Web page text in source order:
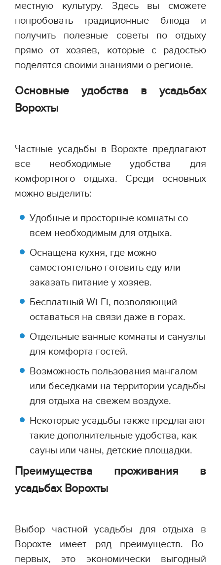
местную культуру. Здесь вы сможете
попробовать традиционные блюда и
получить полезные советы по отдыху
прямо от хозяев, которые с радостью
поделятся своими знаниями о регионе.
Основные удобства в усадьбах
Ворохты
Частные усадьбы в Ворохте предлагают
все необходимые удобства для
комфортного отдыха. Среди основных
можно выделить:
Удобные и просторные комнаты со
всем необходимым для отдыха.
Оснащена кухня, где можно
самостоятельно готовить еду или
заказать питание у хозяев.
Бесплатный Wi-Fi, позволяющий
оставаться на связи даже в горах.
Отдельные ванные комнаты и санузлы
для комфорта гостей.
Возможность пользования мангалом
или беседками на территории усадьбы
для отдыха на свежем воздухе.
Некоторые усадьбы также предлагают
такие дополнительные удобства, как
сауны или чаны, детские площадки.
Преимущества проживания в
усадьбах Ворохты
Выбор частной усадьбы для отдыха в
Ворохте имеет ряд преимуществ. Во-
первых, это экономически выгодный